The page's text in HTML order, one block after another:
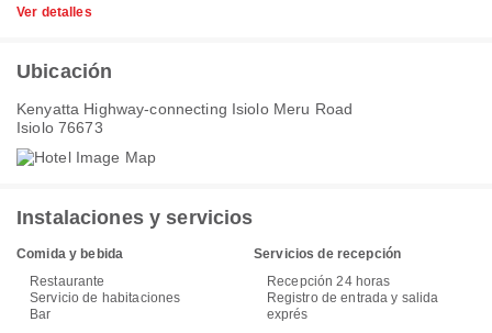
Ver detalles
Ubicación
Kenyatta Highway-connecting Isiolo Meru Road
Isiolo 76673
Instalaciones y servicios
Comida y bebida
Restaurante
Servicio de habitaciones
Bar
Servicios de recepción
Recepción 24 horas
Registro de entrada y salida
exprés